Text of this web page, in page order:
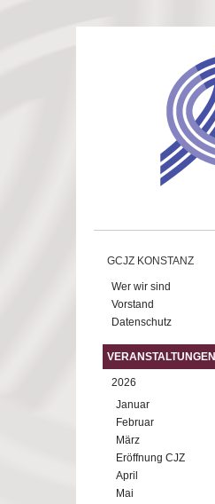
GCJZ KONSTANZ
Wer wir sind
Vorstand
Datenschutz
VERANSTALTUNGEN
2026
Januar
Februar
März
Eröffnung CJZ
April
Mai